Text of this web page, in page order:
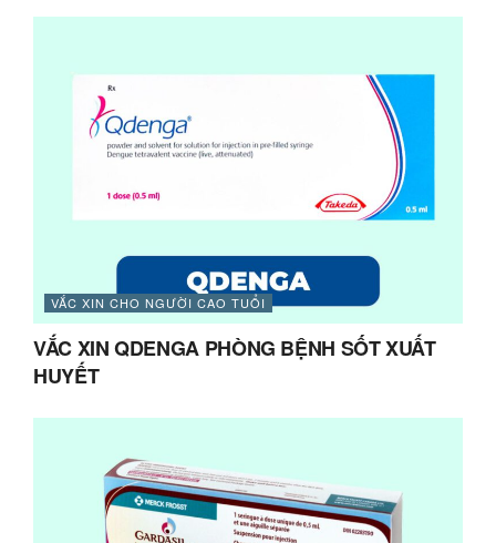
VẮC XIN CHO NGƯỜI CAO TUỔI
VẮC XIN QDENGA PHÒNG BỆNH SỐT XUẤT
HUYẾT